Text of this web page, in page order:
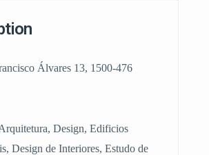
Álvares 13, 1500-476
Design, Edificios
Design de Interiores, Estudo de